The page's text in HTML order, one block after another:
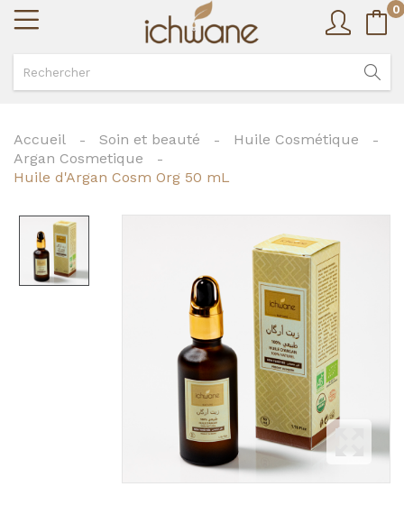
0
Accueil Soin et beauté
Huile Cosmétique
Argan Cosmetique
Huile d'Argan Cosm Org 50 mL